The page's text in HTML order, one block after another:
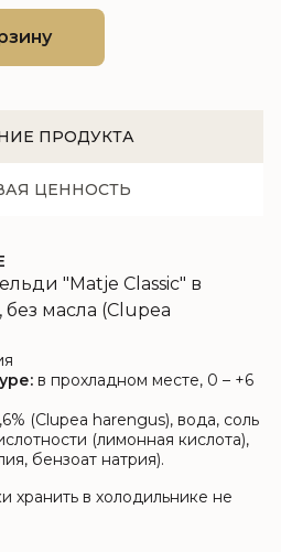
ПРОДУКТА
ЦЕННОСТЬ
"Matje Classic" в
масла (Clupea
в прохладном месте, 0 – +6
(Clupea harengus), вода, соль
(лимонная кислота),
бензоат натрия).
хранить в холодильнике не